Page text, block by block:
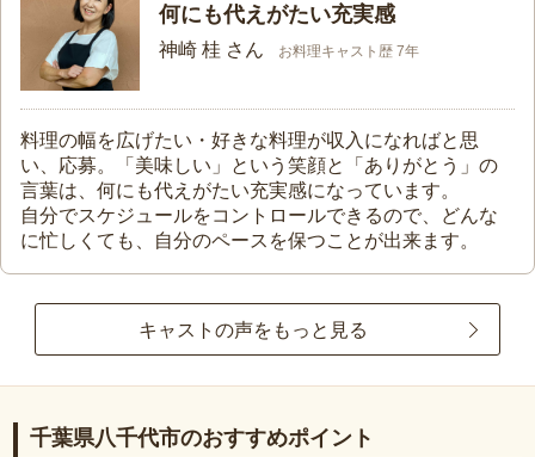
何にも代えがたい充実感
神崎 桂 さん お料理キャスト歴 7年
料理の幅を広げたい・好きな料理が収入になればと思
い、応募。「美味しい」という笑顔と「ありがとう」の
言葉は、何にも代えがたい充実感になっています。
自分でスケジュールをコントロールできるので、どんな
に忙しくても、自分のペースを保つことが出来ます。
キャストの声をもっと見る
千葉県八千代市のおすすめポイント